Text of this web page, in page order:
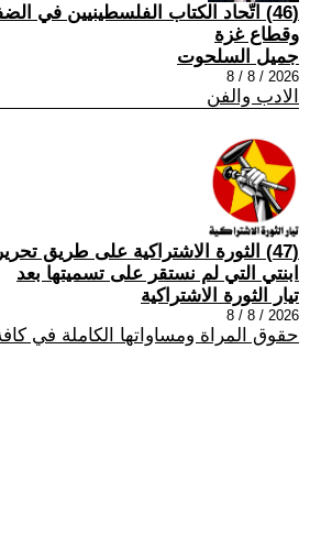
(46) اتّحاد الكتاب الفلسطينيين في
وقطاع غزة
جميل السلحوت
2026 / 8 / 8
الادب والفن
(47) الثورة الاشتراكية على طريق
ابنتي التي لم نستقر على تسميتها بعد
تيار الثورة الاشتراكية
2026 / 8 / 8
حقوق المراة ومساواتها الكاملة في